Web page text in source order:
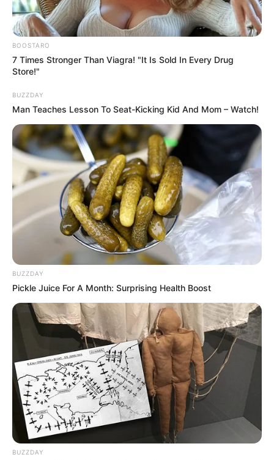
BOOSTARO
7 Times Stronger Than Viagra! "It Is Sold In Every Drug
Store!"
BUZZDAY
Man Teaches Lesson To Seat-Kicking Kid And Mom – Watch!
BUZZDAY
Pickle Juice For A Month: Surprising Health Boost
BUZZDAY